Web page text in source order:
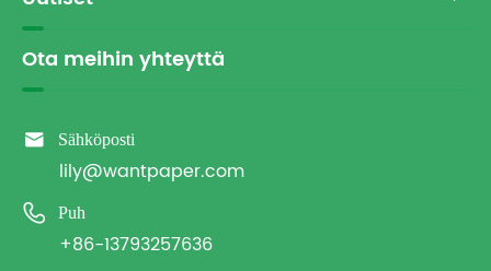
Ota meihin yhteyttä
 Sähköposti
lily@wantpaper.com
 Puh
+86-13793257636